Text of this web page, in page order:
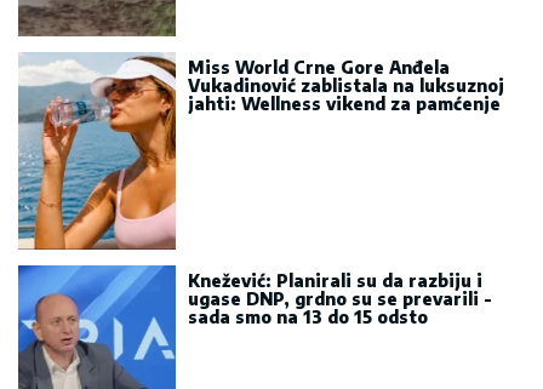
Miss World Crne Gore Anđela
Vukadinović zablistala na luksuznoj
jahti: Wellness vikend za pamćenje
Knežević: Planirali su da razbiju i
ugase DNP, grdno su se prevarili -
sada smo na 13 do 15 odsto